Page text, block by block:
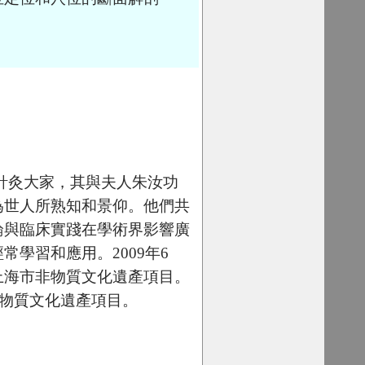
大家，其與夫人朱汝功
人所熟知和景仰。他們共
臨床實踐在學術界影響廣
學習和應用。2009年6
市非物質文化遺產項目。
質文化遺產項目。